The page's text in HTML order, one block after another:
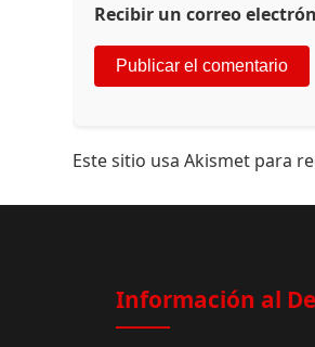
Recibir un correo
Este sitio usa Akismet para
Información al